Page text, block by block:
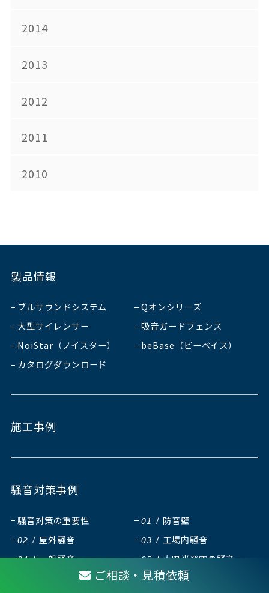
2014
2013
2012
2011
2010
製品情報
ブルサウンドシステム
Qオンシリーズ
大型サイレンサー
吸音ガードフェンス
NoiStar（ノイスター）
beBase（ビーベイス）
カタログダウンロード
施工事例
騒音対策事例
騒音対策の重要性 01 防音壁
02 屋外騒音 03 工場内騒音
04 一般騒音 05 太陽光発電の騒音
導入実績一覧
ご相談・見積依頼